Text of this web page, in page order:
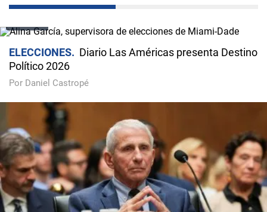
ELECCIONES
Diario Las Américas presenta Destino
Político 2026
Por Daniel Castropé